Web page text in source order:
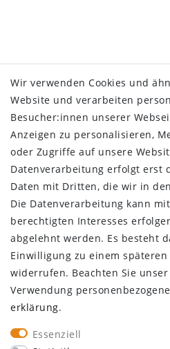
Wir verwenden Cookies und
Website und verarbeiten
Besucher:innen unserer
Anzeigen zu personalisieren,
oder Zugriffe auf unsere
Datenverarbeitung erfolgt erst
Daten mit Dritten, die wir in
Die Datenverarbeitung kann
berechtigten Interesses
abgelehnt werden. Es besteht
Einwilligung zu einem
widerrufen. Beachten Sie unser
Verwendung
erklärung.
Essenziell